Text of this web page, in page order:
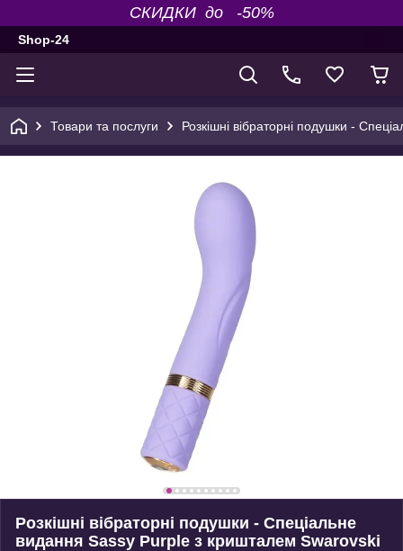
СКИДКИ до -50%
Shop-24
Товари та послуги Розкішні вібраторні подушки -
Розкішні вібраторні подушки - Спеціальне
видання Sassy Purple з кришталем Swarovski